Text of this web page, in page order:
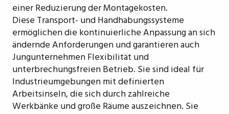
einer Reduzierung der Montagekosten.
Diese Transport- und Handhabungssysteme
ermöglichen die kontinuierliche Anpassung an sich
ändernde Anforderungen und garantieren auch
Jungunternehmen Flexibilität und
unterbrechungsfreien Betrieb. Sie sind ideal für
Industrieumgebungen mit definierten
Arbeitsinseln, die sich durch zahlreiche
Werkbänke und große Räume auszeichnen. Sie